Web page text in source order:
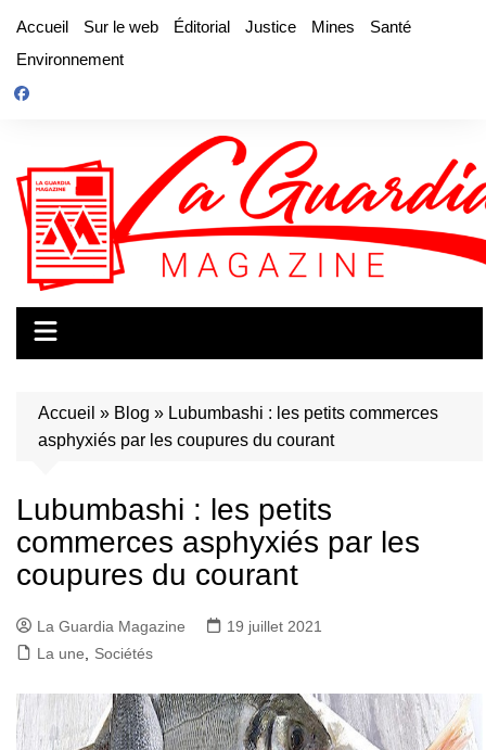
contenu
Accueil Sur le web Éditorial Justice Mines
Santé
Environnement
Accueil » Blog » Lubumbashi : les petits commerces
asphyxiés par les coupures du courant
Lubumbashi : les petits
commerces asphyxiés par les
coupures du courant
La Guardia Magazine
19 juillet 2021
La une
Sociétés